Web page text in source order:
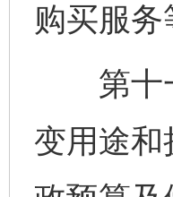
购买服务
第十一
变用途